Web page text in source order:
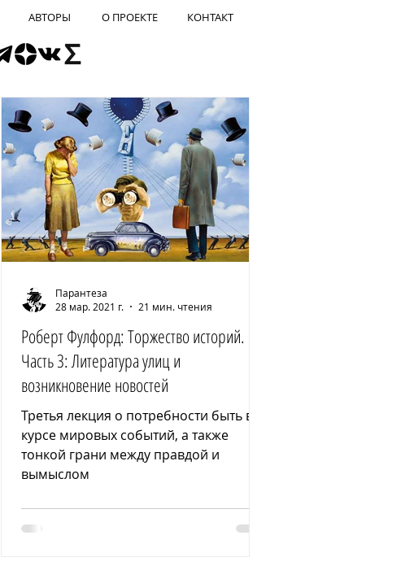
АВТОРЫ О ПРОЕКТЕ КОНТАКТ
Роберт Фулфорд: Торжество историй.
Часть 3: Литература улиц и
возникновение новостей
Третья лекция о потребности быть в
курсе мировых событий, а также
тонкой грани между правдой и
вымыслом
Парантеза
28 мар. 2021 г.
21 мин. чтения